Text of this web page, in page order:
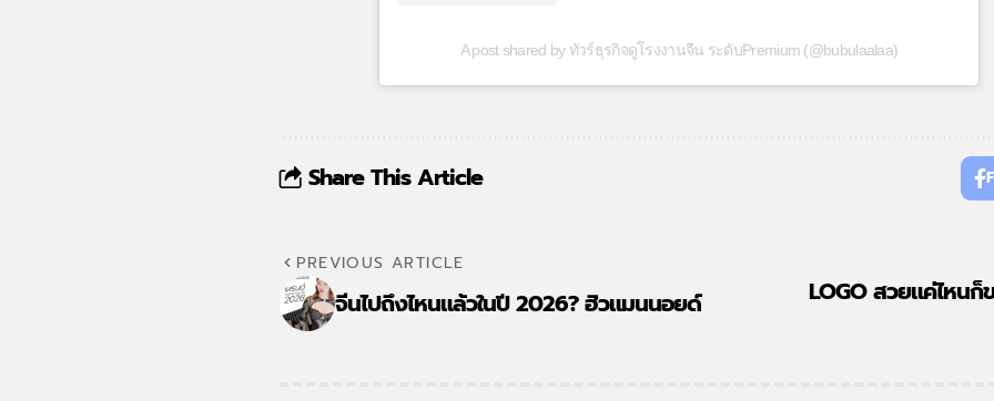
A post shared by ทัวร์ธุรกิจดูโรงงานจีน ระดับPremium (@bubulaalaa)
Share This Article
PREVIOUS ARTICLE
จีนไปถึงไหนแล้วในปี 2026? ฮิวแมนนอยด์ LOGO สวยแค่ไหนก็